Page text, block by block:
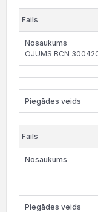
OJUMS BCN